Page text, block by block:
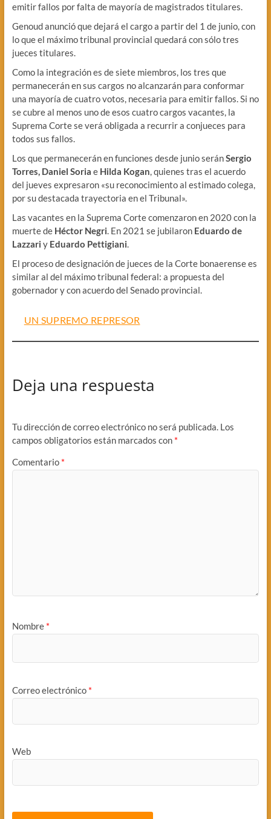
emitir fallos por falta de mayoría de magistrados titulares.
Genoud anunció que dejará el cargo a partir del 1 de junio, con
lo que el máximo tribunal provincial quedará con sólo tres
jueces titulares.
Como la integración es de siete miembros, los tres que
permanecerán en sus cargos no alcanzarán para conformar
una mayoría de cuatro votos, necesaria para emitir fallos. Si no
se cubre al menos uno de esos cuatro cargos vacantes, la
Suprema Corte se verá obligada a recurrir a conjueces para
todos sus fallos.
Los que permanecerán en funciones desde junio seránSergio
Torres, Daniel Soria e Hilda Kogan, quienes tras el acuerdo
del jueves expresaron «su reconocimiento al estimado colega,
por su destacada trayectoria en el Tribunal».
Las vacantes en la Suprema Corte comenzaron en 2020 con la
muerte de Héctor Negri. En 2021 se jubilaron Eduardo de
Lazzari y Eduardo Pettigiani.
El proceso de designación de jueces de la Corte bonaerense es
similar al del máximo tribunal federal: a propuesta del
gobernador y con acuerdo del Senado provincial.
UN SUPREMO REPRESOR
Deja una respuesta
Tu dirección de correo electrónico no será publicada. Los
campos obligatorios están marcados con *
Comentario *
Nombre *
Correo electrónico *
Web